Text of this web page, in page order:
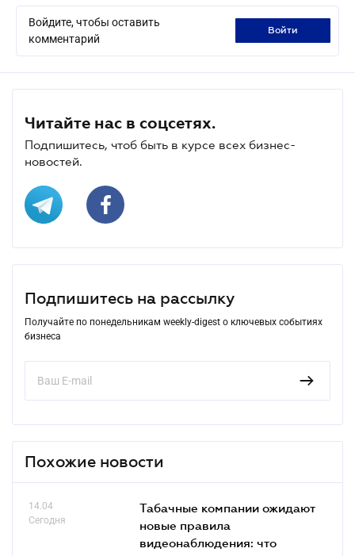
Войдите, чтобы оставить
комментарий
войти
Читайте нас в соцсетях.
Подпишитесь, чтоб быть в курсе всех бизнес-
новостей.
Подпишитесь на рассылку
Получайте по понедельникам weekly-digest о ключевых событиях
бизнеса
Похожие новости
14.04
Сегодня
Табачные компании ожидают
новые правила
видеонаблюдения: что